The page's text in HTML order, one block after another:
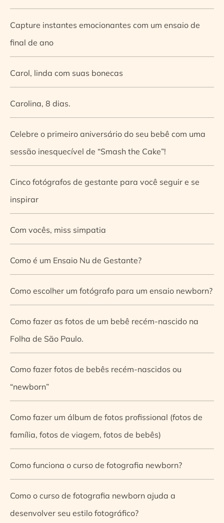
Capture instantes emocionantes com um ensaio de
final de ano
Carol, linda com suas bonecas
Carolina, 8 dias.
Celebre o primeiro aniversário do seu bebê com uma
sessão inesquecível de “Smash the Cake”!
Cinco fotógrafos de gestante para você seguir e se
inspirar
Com vocês, miss simpatia
Como é um Ensaio Nu de Gestante?
Como escolher um fotógrafo para um ensaio newborn?
Como fazer as fotos de um bebê recém-nascido na
Folha de São Paulo.
Como fazer fotos de bebês recém-nascidos ou
“newborn”
Como fazer um álbum de fotos profissional (fotos de
família, fotos de viagem, fotos de bebês)
Como funciona o curso de fotografia newborn?
Como o curso de fotografia newborn ajuda a
desenvolver seu estilo fotográfico?